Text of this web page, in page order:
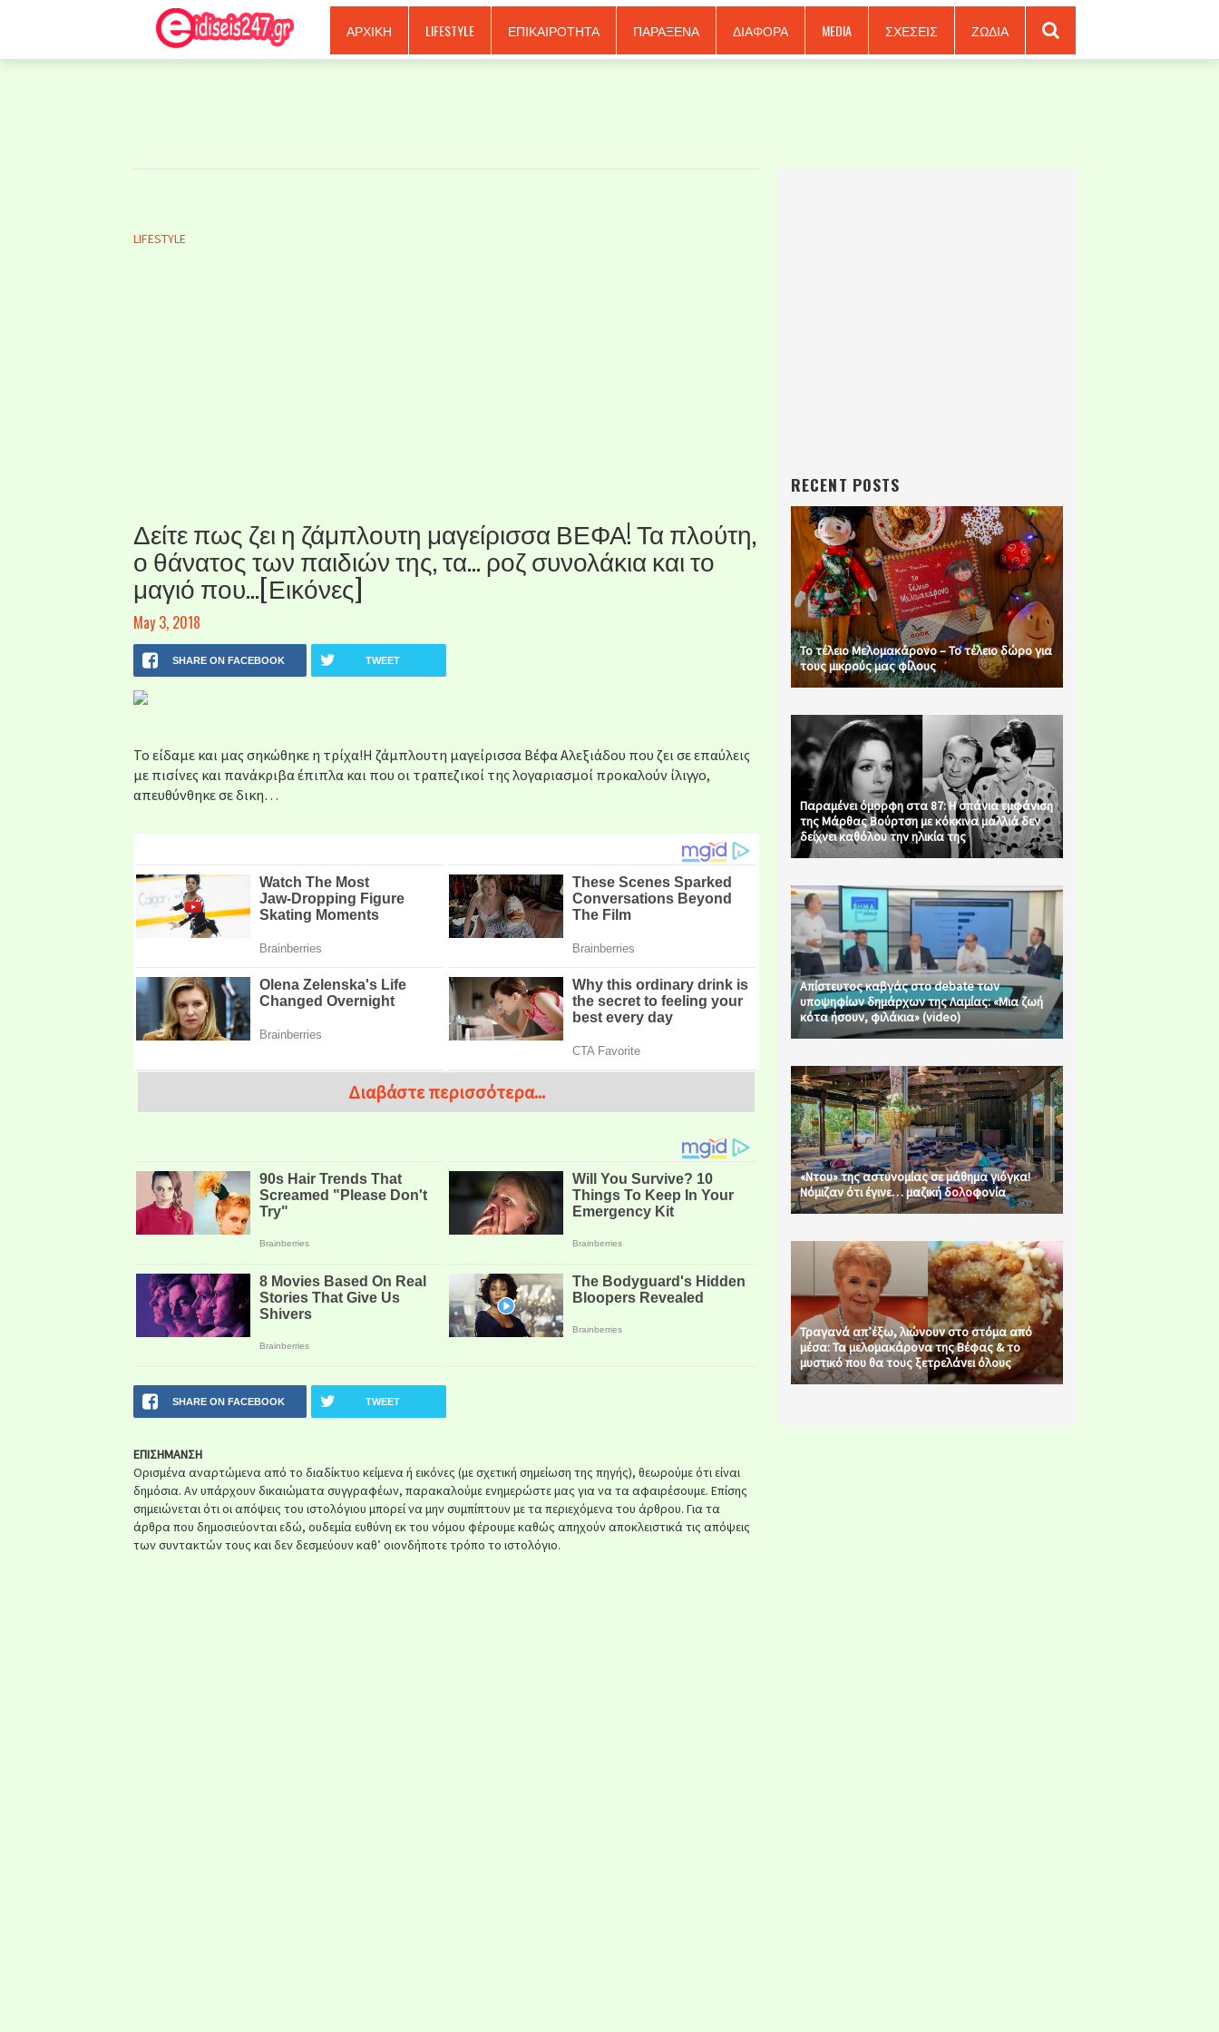
Ξερόλας ΑΡΧΙΚΗ LIFESTYLE ΕΠΙΚΑΙΡΟΤΗΤΑ ΠΑΡΑΞΕΝΑ ΔΙΑΦΟΡΑ MEDIA ΣΧΕΣΕΙΣ ΖΩΔΙΑ
LIFESTYLE
Δείτε πως ζει η ζάμπλουτη μαγείρισσα ΒΕΦΑ! Τα πλούτη,
ο θάνατος των παιδιών της, τα… ροζ συνολάκια και το
μαγιό που…[Εικόνες]
May 3, 2018
SHARE ON FACEBOOK TWEET
Το είδαμε και μας σηκώθηκε η τρίχα!Η ζάμπλουτη μαγείρισσα Βέφα Αλεξιάδου που ζει σε επαύλεις
με πισίνες και πανάκριβα έπιπλα και που οι τραπεζικοί της λογαριασμοί προκαλούν ίλιγγο,
απευθύνθηκε σε δικη…
Διαβάστε περισσότερα...
SHARE ON FACEBOOK TWEET
ΕΠΙΣΗΜΑΝΣΗ
Ορισμένα αναρτώμενα από το διαδίκτυο κείμενα ή εικόνες (με σχετική σημείωση της πηγής), θεωρούμε ότι είναι
δημόσια. Αν υπάρχουν δικαιώματα συγγραφέων, παρακαλούμε ενημερώστε μας για να τα αφαιρέσουμε. Επίσης
σημειώνεται ότι οι απόψεις του ιστολόγιου μπορεί να μην συμπίπτουν με τα περιεχόμενα του άρθρου. Για τα
άρθρα που δημοσιεύονται εδώ, ουδεμία ευθύνη εκ του νόμου φέρουμε καθώς απηχούν αποκλειστικά τις απόψεις
των συντακτών τους και δεν δεσμεύουν καθ’ οιονδήποτε τρόπο το ιστολόγιο.
RECENT POSTS
Το τέλειο Μελομακάρονο – Το τέλειο δώρο για
τους μικρούς μας φίλους
Παραμένει όμορφη στα 87: Η σπάνια εμφάνιση
της Μάρθας Βούρτση με κόκκινα μαλλιά δεν
δείχνει καθόλου την ηλικία της
Απίστευτος καβγάς στο debate των
υποψηφίων δημάρχων της Λαμίας: «Μια ζωή
κότα ήσουν, φιλάκια» (video)
«Ντου» της αστυνομίας σε μάθημα γιόγκα!
Νόμιζαν ότι έγινε… μαζική δολοφονία
Τραγανά απ’έξω, λιώνουν στο στόμα από
μέσα: Τα μελομακάρονα της Βέφας & το
μυστικό που θα τους ξετρελάνει όλους